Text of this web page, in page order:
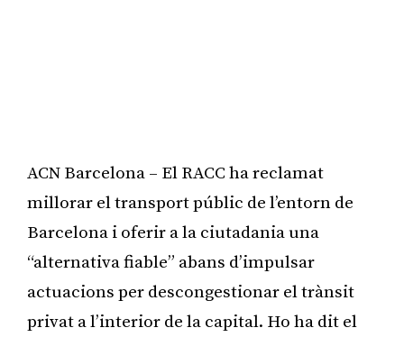
ACN Barcelona – El RACC ha reclamat
millorar el transport públic de l’entorn de
Barcelona i oferir a la ciutadania una
“alternativa fiable” abans d’impulsar
actuacions per descongestionar el trànsit
privat a l’interior de la capital. Ho ha dit el